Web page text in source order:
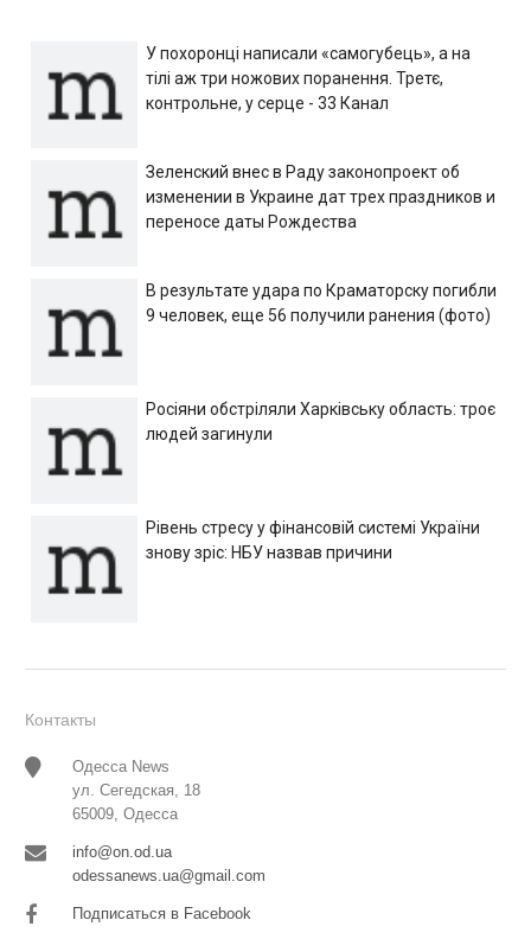
У похоронці написали «самогубець», а на
тілі аж три ножових поранення. Третє,
контрольне, у серце - 33 Канал
Зеленский внес в Раду законопроект об
изменении в Украине дат трех праздников и
переносе даты Рождества
В результате удара по Краматорску погибли
9 человек, еще 56 получили ранения (фото)
Росіяни обстріляли Харківську область: троє
людей загинули
Рівень стресу у фінансовій системі України
знову зріс: НБУ назвав причини
Контакты
Одесса News
ул. Сегедская, 18
65009, Одесса
info@on.od.ua
odessanews.ua@gmail.com
Подписаться в Facebook